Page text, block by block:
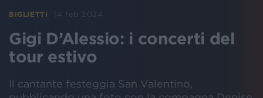
BIGLIETTI 14 feb 2024
Gigi D’Alessio: i concerti del
tour estivo
Il cantante festeggia San Valentino,